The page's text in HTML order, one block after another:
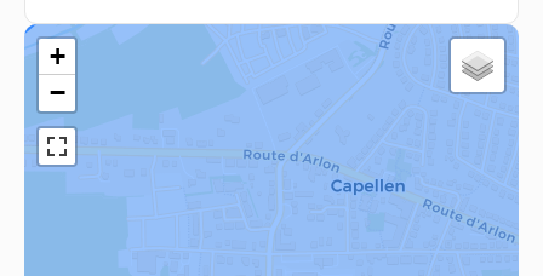
+
−